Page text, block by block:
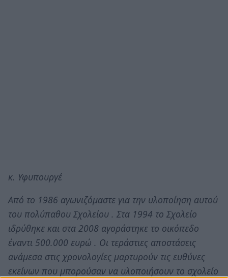
κ. Υφυπουργέ
Από το 1986 αγωνιζόμαστε για την υλοποίηση αυτού
του πολύπαθου Σχολείου . Στα 1994 το Σχολείο
ιδρύθηκε και στα 2008 αγοράστηκε το οικόπεδο
έναντι 500.000 ευρώ . Οι τεράστιες αποστάσεις
ανάμεσα στις χρονολογίες μαρτυρούν τις ευθύνες
εκείνων που μπορούσαν να υλοποιήσουν το σχολείο